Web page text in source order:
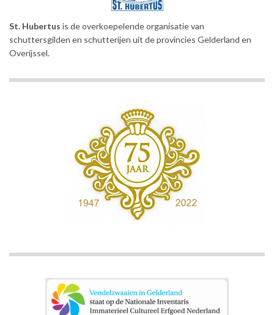
St. Hubertus is de overkoepelende organisatie van
schuttersgilden en schutterijen uit de provincies Gelderland en
Overijssel.